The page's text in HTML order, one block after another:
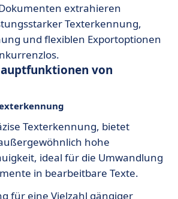
extrahieren
Texterkennung,
und flexiblen Exportoptionen
von
Texterkennung, bietet
hohe
ideal für die Umwandlung
in bearbeitbare Texte.
für eine Vielzahl gängiger